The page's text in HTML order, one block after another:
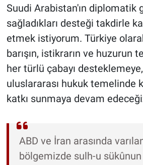
Suudi Arabistan'ın diplomatik
sağladıkları desteği takdirle
etmek istiyorum. Türkiye
barışın, istikrarın ve huzurun
her türlü çabayı
uluslararası hukuk temelinde
katkı sunmaya devam
ABD ve İran arasında
bölgemizde sulh-u